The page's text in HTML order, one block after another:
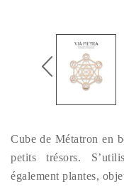
Cube de Métatron en
petits trésors.
également plantes,